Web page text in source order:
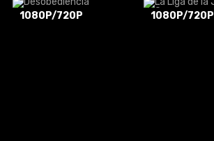
1080P/720P 1080P/720P